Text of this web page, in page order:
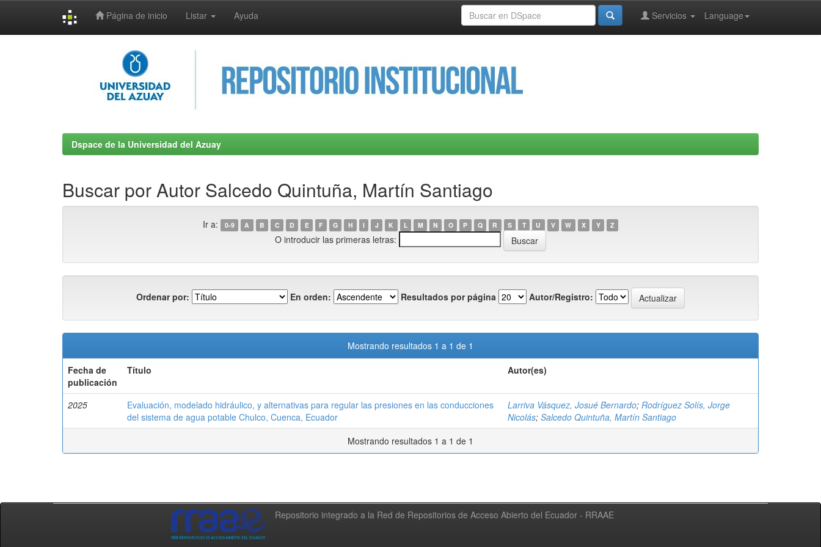
Página de inicio Listar Ayuda Language
Servicios
Dspace de la Universidad del Azuay
Buscar por Autor Salcedo Quintuña, Martín Santiago
Ir a: 0-9 A B C D E F G H I J K L M N O P Q R S T U V W X Y Z
O introducir las primeras letras:
Ordenar por: En orden: Resultados por página Autor/Registro:
Mostrando resultados 1 a 1 de 1
Fecha de
publicación
Título Autor(es)
2025
Evaluación, modelado hidráulico, y alternativas para regular las presiones en las conducciones
del sistema de agua potable Chulco, Cuenca, Ecuador
Larriva Vásquez, Josué Bernardo; Rodríguez Solís, Jorge
Nicolás; Salcedo Quintuña, Martín Santiago
Mostrando resultados 1 a 1 de 1
Repositorio integrado a la Red de Repositorios de Acceso Abierto del Ecuador - RRAAE